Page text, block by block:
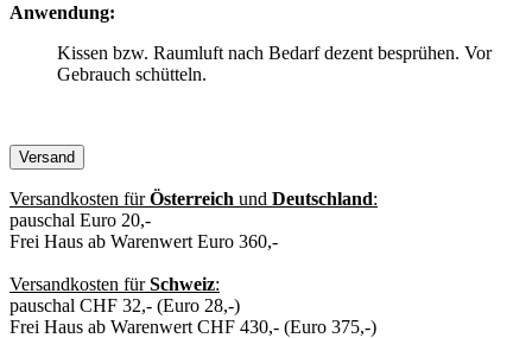
Anwendung:
Kissen bzw. Raumluft nach Bedarf dezent besprühen. Vor
Gebrauch schütteln.
Versand
Versandkosten fürÖsterreich und Deutschland:
pauschal Euro 20,-
Frei Haus ab Warenwert Euro 360,-
Versandkosten fürSchweiz:
pauschal CHF 32,- (Euro 28,-)
Frei Haus ab Warenwert CHF 430,- (Euro 375,-)